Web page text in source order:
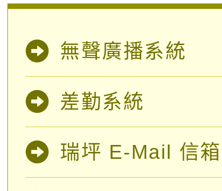
無聲廣播系統
差勤系統
瑞坪 E-Mail 信箱